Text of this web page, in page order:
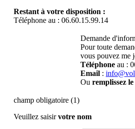
Restant à votre disposition :
Téléphone au : 06.60.15.99.14
Demande
Pour toute
vous pouvez me
Téléphone au :
Email :
Ou remplissez
champ obligatoire (1)
Veuillez saisirvotre nom